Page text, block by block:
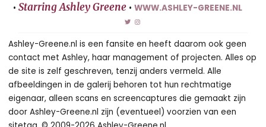
• Starring Ashley Greene • WWW.ASHLEY-GREENE.NL
Ashley-Greene.nl is een fansite en heeft daarom ook geen
contact met Ashley, haar management of projecten. Alles op
de site is zelf geschreven, tenzij anders vermeld. Alle
afbeeldingen in de galerij behoren tot hun rechtmatige
eigenaar, alleen scans en screencaptures die gemaakt zijn
door Ashley-Greene.nl zijn (eventueel) voorzien van een